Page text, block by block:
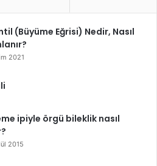
(Büyüme Eğrisi) Nedir, Nasıl
2021
ipiyle örgü bileklik nasıl
2015